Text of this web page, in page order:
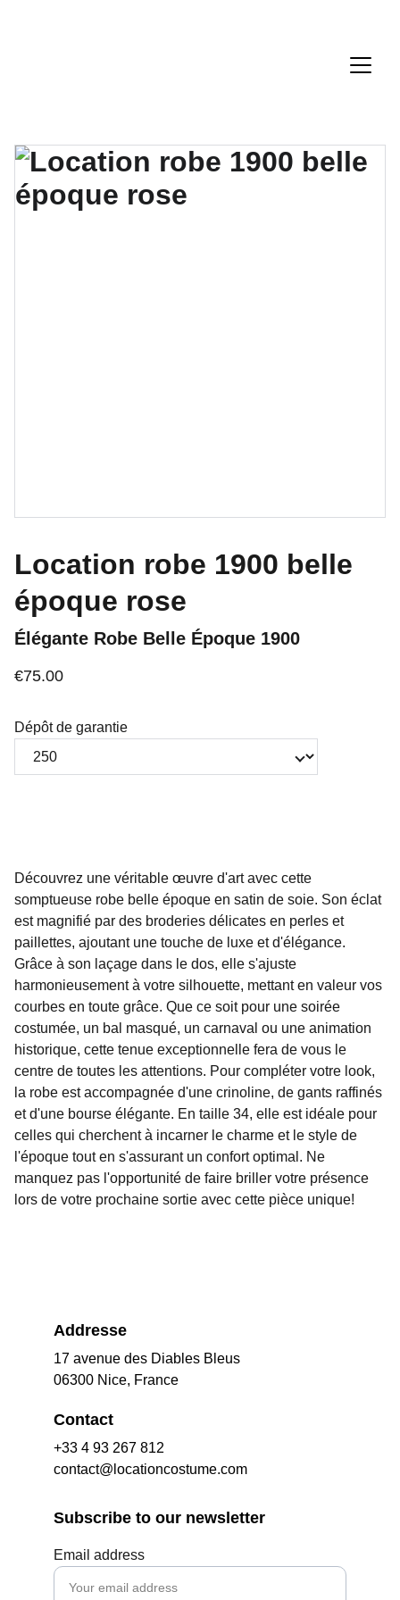
Location robe 1900 belle
époque rose
Élégante Robe Belle Époque 1900
€75.00
Dépôt de garantie
Découvrez une véritable œuvre d'art avec cette
somptueuse robe belle époque en satin de soie. Son éclat
est magnifié par des broderies délicates en perles et
paillettes, ajoutant une touche de luxe et d'élégance.
Grâce à son laçage dans le dos, elle s'ajuste
harmonieusement à votre silhouette, mettant en valeur vos
courbes en toute grâce. Que ce soit pour une soirée
costumée, un bal masqué, un carnaval ou une animation
historique, cette tenue exceptionnelle fera de vous le
centre de toutes les attentions. Pour compléter votre look,
la robe est accompagnée d'une crinoline, de gants raffinés
et d'une bourse élégante. En taille 34, elle est idéale pour
celles qui cherchent à incarner le charme et le style de
l'époque tout en s'assurant un confort optimal. Ne
manquez pas l'opportunité de faire briller votre présence
lors de votre prochaine sortie avec cette pièce unique!
Addresse
17 avenue des Diables Bleus
06300 Nice, France
Contact
+33 4 93 267 812
contact@locationcostume.com
Subscribe to our newsletter
Email address